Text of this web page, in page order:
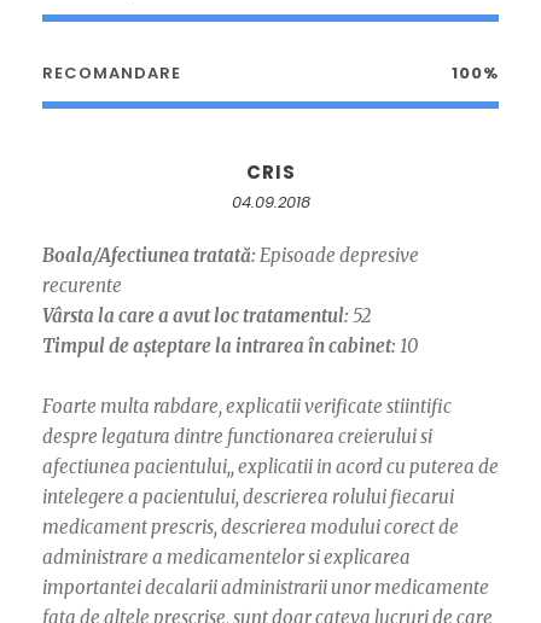
RECOMANDARE 100%
CRIS
04.09.2018
Boala/Afectiunea tratată: Episoade depresive
recurente
Vârsta la care a avut loc tratamentul: 52
Timpul de așteptare la intrarea în cabinet: 10
Foarte multa rabdare, explicatii verificate stiintific
despre legatura dintre functionarea creierului si
afectiunea pacientului,, explicatii in acord cu puterea de
intelegere a pacientului, descrierea rolului fiecarui
medicament prescris, descrierea modului corect de
administrare a medicamentelor si explicarea
importantei decalarii administrarii unor medicamente
fata de altele prescrise, sunt doar cateva lucruri de care